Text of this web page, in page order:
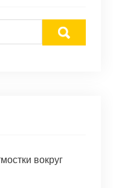
вокруг